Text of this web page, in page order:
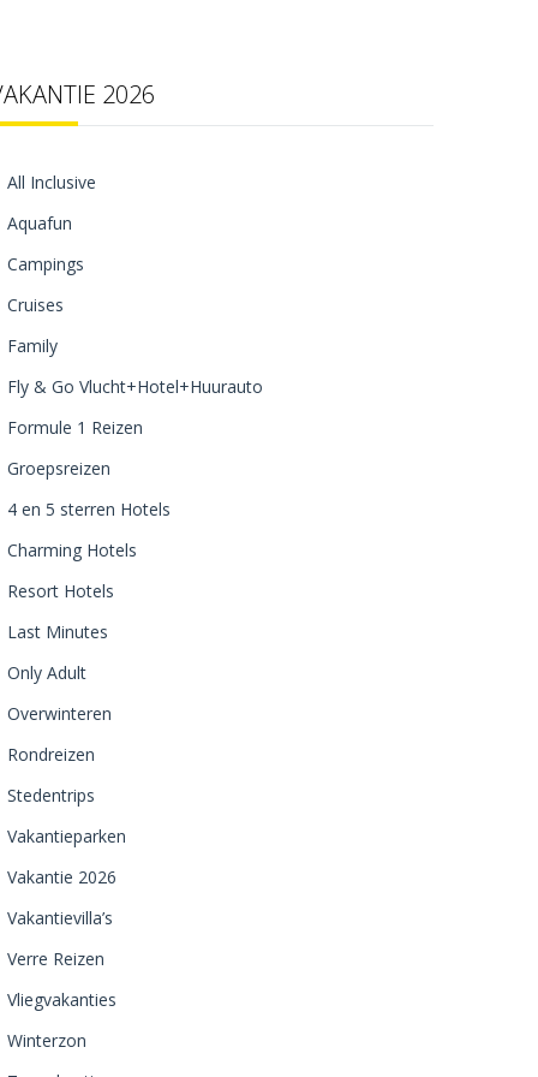
2026
All Inclusive
Aquafun
Campings
Cruises
Family
Fly & Go Vlucht+Hotel+Huurauto
Formule 1 Reizen
Groepsreizen
4 en 5 sterren Hotels
Charming Hotels
Resort Hotels
Last Minutes
Only Adult
Overwinteren
Rondreizen
Stedentrips
Vakantieparken
Vakantie 2026
Vakantievilla’s
Verre Reizen
Vliegvakanties
Winterzon